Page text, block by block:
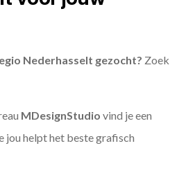
Nederhasselt gezocht? Zoek
MDesignStudio vind je een
jou helpt het beste grafisch